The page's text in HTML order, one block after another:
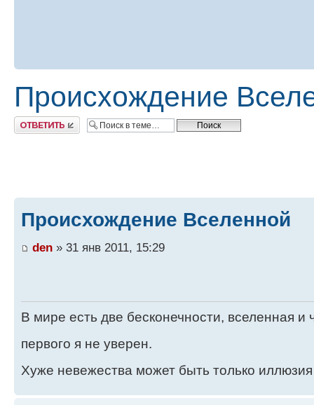
Происхождение
Ответить
Происхождение Вселенной
den » 31 янв 2011, 15:29
В мире есть две бесконечности, вселенная и
первого я не уверен.
Хуже невежества может быть только